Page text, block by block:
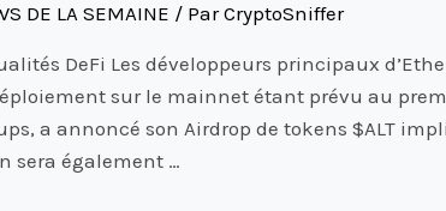
DE LA SEMAINE / ParCryptoSniffer
DeFi Les développeurs principaux
sur le mainnet étant prévu au
a annoncé son Airdrop de tokens $ALT
sera également …